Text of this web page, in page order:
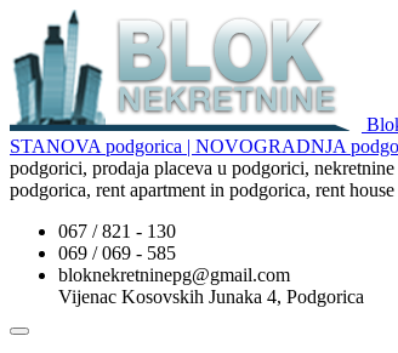
STANOVA podgorica | NOVOGRADNJA
podgorici, prodaja placeva u podgorici,
podgorica, rent apartment in podgorica, rent
067 / 821 - 130
069 / 069 - 585
bloknekretninepg@gmail.com
Vijenac Kosovskih Junaka 4, Podgorica